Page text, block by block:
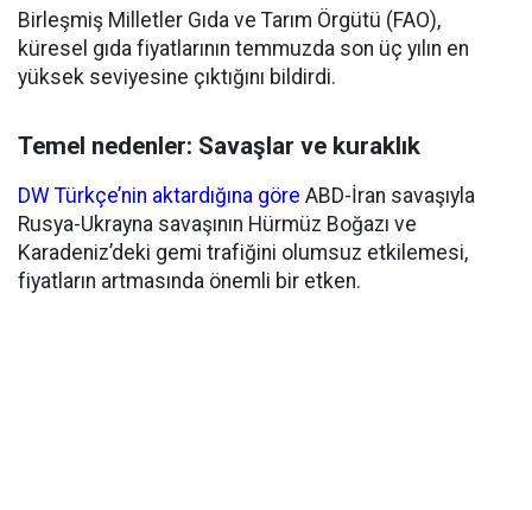
Birleşmiş Milletler Gıda ve Tarım Örgütü (FAO),
küresel gıda fiyatlarının temmuzda son üç yılın en
yüksek seviyesine çıktığını bildirdi.
Temel nedenler: Savaşlar ve kuraklık
DW Türkçe’nin aktardığına göre ABD-İran savaşıyla
Rusya-Ukrayna savaşının Hürmüz Boğazı ve
Karadeniz’deki gemi trafiğini olumsuz etkilemesi,
fiyatların artmasında önemli bir etken.